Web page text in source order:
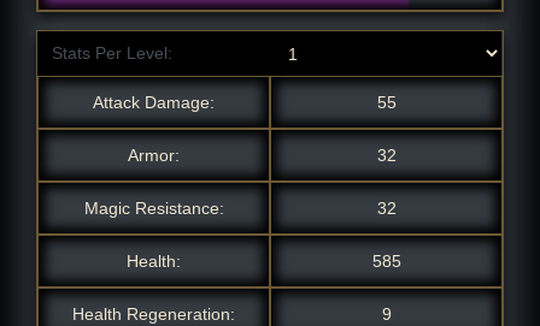
Stats Per Level:
Attack Damage: 55
Armor: 32
Magic Resistance: 32
Health: 585
Health Regeneration: 9